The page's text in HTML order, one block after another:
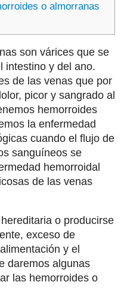
o almorranas
son várices que se
intestino y del ano.
de las venas que por
picor y sangrado al
hemorroides
la enfermedad
cuando el flujo de
sanguíneos se
hemorroidal
de las venas
o producirse
exceso de
y el
daremos algunas
las hemorroides o